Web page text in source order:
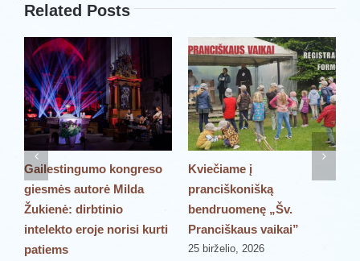
Related Posts
Gailestingumo kongreso
giesmės autorė Milda
Žukienė: dirbtinio
intelekto eroje norisi kurti
patiems
Kviečiame į
pranciškonišką
bendruomenę „Šv.
Pranciškaus vaikai”
25 birželio, 2026